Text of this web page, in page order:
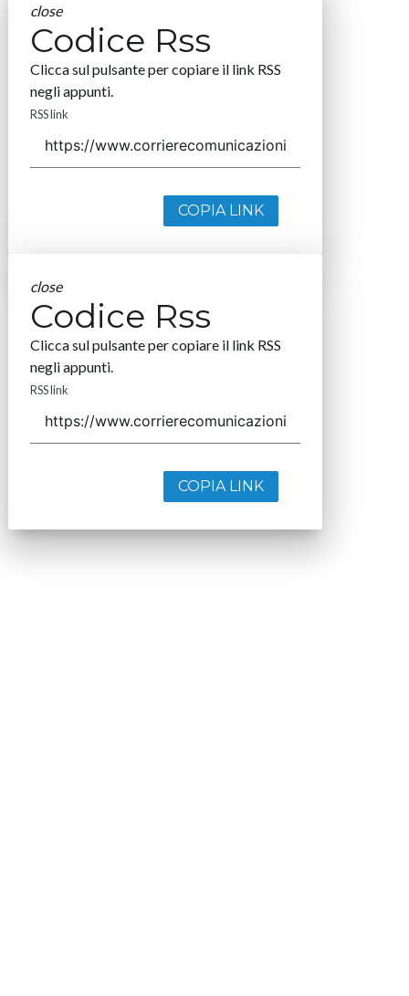
close
Codice Rss
Clicca sul pulsante per copiare il link RSS
negli appunti.
RSS link
COPIA LINK
close
Codice Rss
Clicca sul pulsante per copiare il link RSS
negli appunti.
RSS link
COPIA LINK